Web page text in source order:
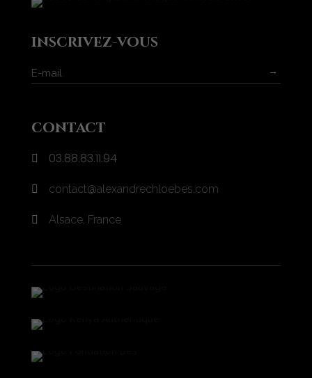
inscrivez-vous
→
contact
 03.88.83.11.94
 contact@alexandrechloebes.com
 Alsace, France